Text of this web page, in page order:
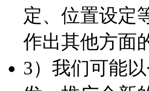
定、位置设定
作出其他方面
3）我们可能